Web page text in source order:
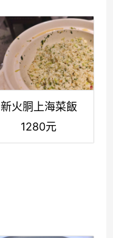
新火胴上海菜飯
1280元